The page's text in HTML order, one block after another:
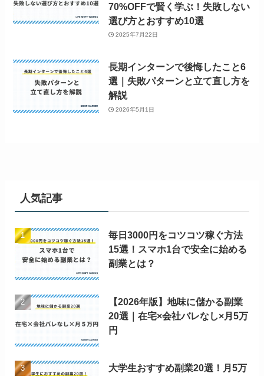
70%OFFで賢く学ぶ！失敗しない
選び方とおすすめ10選
2025年7月22日
長期インターンで後悔したこと6
選｜失敗パターンと立て直し方を
解説
2026年5月1日
人気記事
毎日3000円をコツコツ稼ぐ方法
15選！スマホ1台で安全に始める
副業とは？
【2026年版】地味に儲かる副業
20選｜在宅×会社バレなし×月5万
円
大学生おすすめ副業20選！月5万